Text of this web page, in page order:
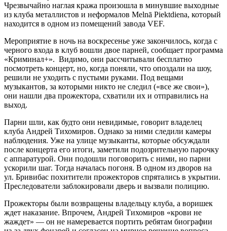
Чрезвычайно наглая кража произошла в минувшие выходные
из клуба металлистов и неформалов Melnā Piektdiena, который
находится в одном из помещений завода VEF.
Мероприятие в ночь на воскресенье уже закончилось, когда с
черного входа в клуб вошли двое парней, сообщает программа
«Криминал+». Видимо, они рассчитывали бесплатно
посмотреть концерт, но, когда поняли, что опоздали на шоу,
решили не уходить с пустыми руками. Под вещами
музыкантов, за которыми никто не следил («все же свои»),
они нашли два прожектора, схватили их и отправились на
выход.
Парни шли, как будто они невидимые, говорит владелец
клуба Андрей Тихомиров. Однако за ними следили камеры
наблюдения. Уже на улице музыканты, которые обсуждали
после концерта его итоги, заметили подозрительную парочку
с аппаратурой. Они подошли поговорить с ними, но парни
ускорили шаг. Тогда началась погоня. В одном из дворов на
ул. Бривибас похитители прожекторов спрятались в укрытии.
Преследователи заблокировали дверь и вызвали полицию.
Прожекторы были возвращены владельцу клуба, а воришек
ждет наказание. Впрочем, Андрей Тихомиров «крови не
жаждет» — он не намеревается портить ребятам биографии